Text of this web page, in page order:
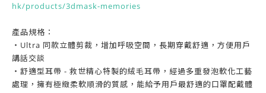
hk/products/3dmask-memories
產品規格：
・Ultra 同款立體剪裁，增加呼吸空間，長期穿戴舒適，方便用戶
講話交談
・舒適型耳帶 - 救世精心特製的絨毛耳帶，經過多重發泡軟化工藝
處理，擁有極緻柔軟順滑的質感，能給予用戶最舒適的口罩配戴體